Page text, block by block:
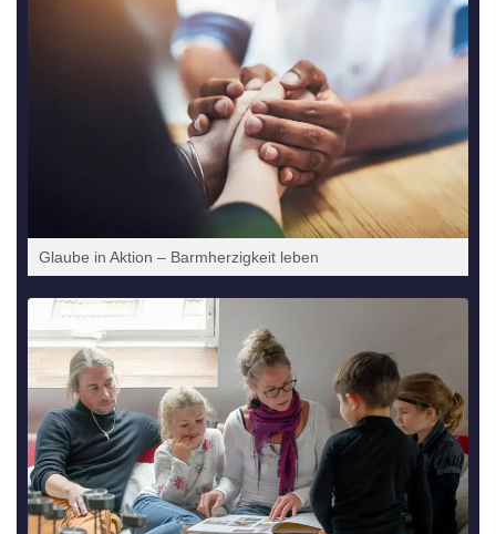
Glau­be in Akti­on – Barm­her­zig­keit leben